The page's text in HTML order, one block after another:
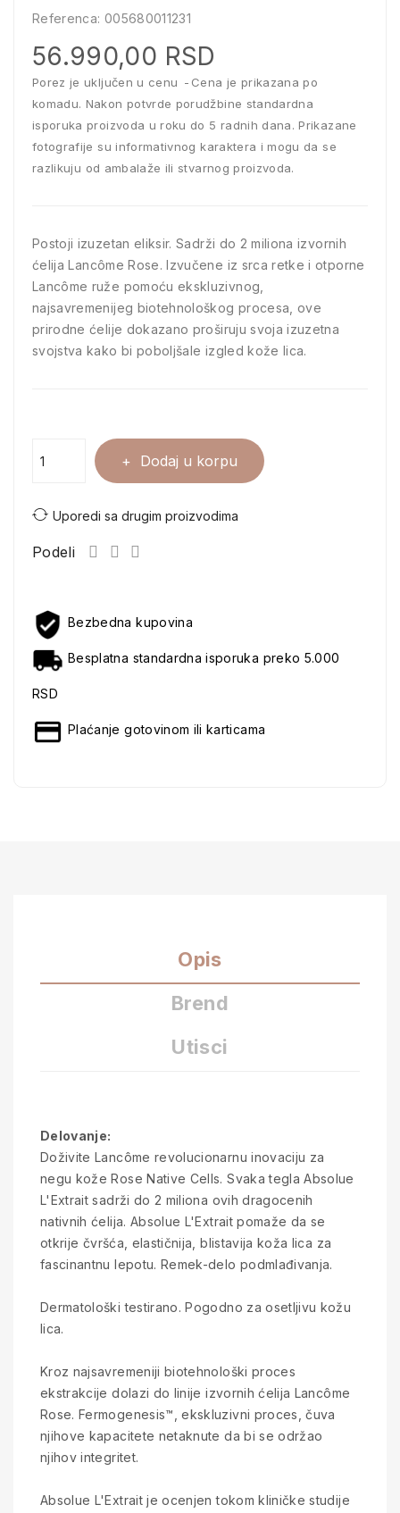
Referenca: 005680011231
56.990,00 RSD
Porez je uključen u cenu
Cena je prikazana po
komadu. Nakon potvrde porudžbine standardna
isporuka proizvoda u roku do 5 radnih dana. Prikazane
fotografije su informativnog karaktera i mogu da se
razlikuju od ambalaže ili stvarnog proizvoda.
Postoji izuzetan eliksir. Sadrži do 2 miliona izvornih
ćelija Lancôme Rose. Izvučene iz srca retke i otporne
Lancôme ruže pomoću ekskluzivnog,
najsavremenijeg biotehnološkog procesa, ove
prirodne ćelije dokazano proširuju svoja izuzetna
svojstva kako bi poboljšale izgled kože lica.
Dodaj u korpu
Uporedi sa drugim proizvodima
Podeli
Bezbedna kupovina
Besplatna standardna isporuka preko 5.000
RSD
Plaćanje gotovinom ili karticama
Opis
Brend
Utisci
Delovanje:
Doživite Lancôme revolucionarnu inovaciju za
negu kože Rose Native Cells. Svaka tegla Absolue
L'Extrait sadrži do 2 miliona ovih dragocenih
nativnih ćelija. Absolue L'Extrait pomaže da se
otkrije čvršća, elastičnija, blistavija koža lica za
fascinantnu lepotu. Remek-delo podmlađivanja.
Dermatološki testirano. Pogodno za osetljivu kožu
lica.
Kroz najsavremeniji biotehnološki proces
ekstrakcije dolazi do linije izvornih ćelija Lancôme
Rose. Fermogenesis™, ekskluzivni proces, čuva
njihove kapacitete netaknute da bi se održao
njihov integritet.
Absolue L'Extrait je ocenjen tokom kliničke studije